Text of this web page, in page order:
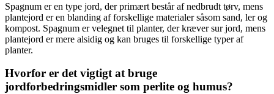
Spagnum er en type jord, der primært består af nedbrudt tørv, mens
plantejord er en blanding af forskellige materialer såsom sand, ler og
kompost. Spagnum er velegnet til planter, der kræver sur jord, mens
plantejord er mere alsidig og kan bruges til forskellige typer af
planter.
Hvorfor er det vigtigt at bruge
jordforbedringsmidler som perlite og humus?